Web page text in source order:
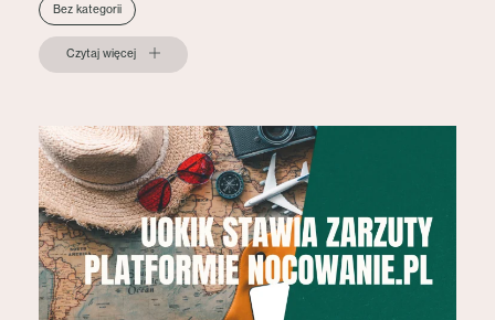
Bez kategorii
Czytaj więcej